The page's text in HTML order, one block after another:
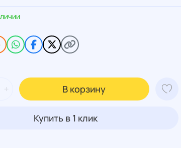
В корзину
Купить в 1 клик